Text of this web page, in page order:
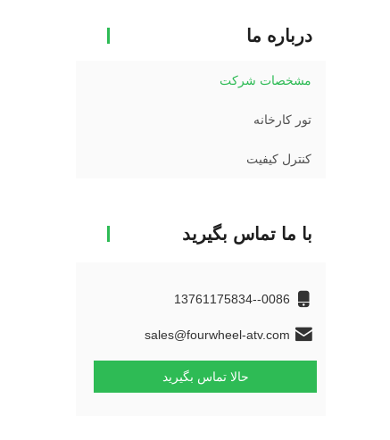
درباره ما
مشخصات شرکت
تور کارخانه
کنترل کیفیت
با ما تماس بگیرید
0086--13761175834
sales@fourwheel-atv.com
حالا تماس بگیرید